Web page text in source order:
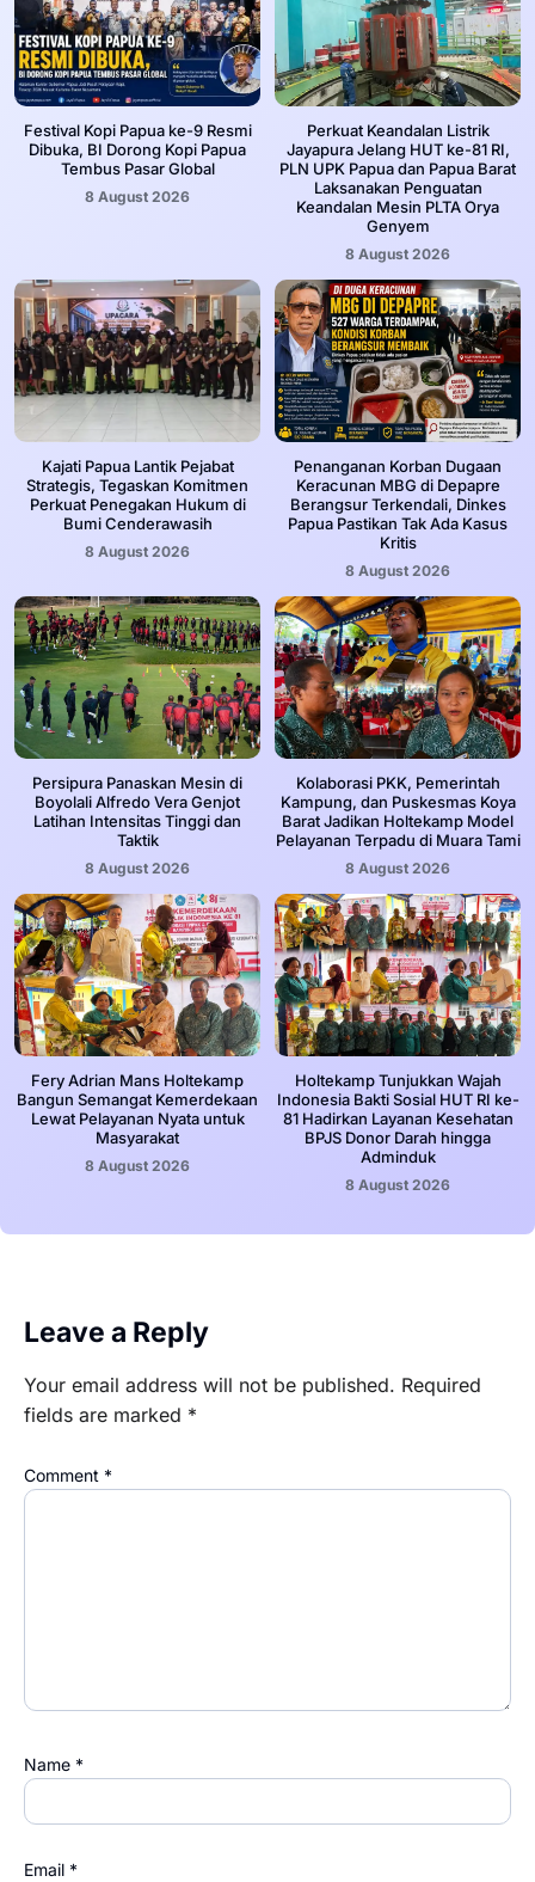
Festival Kopi Papua ke-9 Resmi
Dibuka, BI Dorong Kopi Papua
Tembus Pasar Global
8 August 2026
Perkuat Keandalan Listrik
Jayapura Jelang HUT ke-81 RI,
PLN UPK Papua dan Papua Barat
Laksanakan Penguatan
Keandalan Mesin PLTA Orya
Genyem
8 August 2026
Kajati Papua Lantik Pejabat
Strategis, Tegaskan Komitmen
Perkuat Penegakan Hukum di
Bumi Cenderawasih
8 August 2026
Penanganan Korban Dugaan
Keracunan MBG di Depapre
Berangsur Terkendali, Dinkes
Papua Pastikan Tak Ada Kasus
Kritis
8 August 2026
Persipura Panaskan Mesin di
Boyolali Alfredo Vera Genjot
Latihan Intensitas Tinggi dan
Taktik
8 August 2026
Kolaborasi PKK, Pemerintah
Kampung, dan Puskesmas Koya
Barat Jadikan Holtekamp Model
Pelayanan Terpadu di Muara Tami
8 August 2026
Fery Adrian Mans Holtekamp
Bangun Semangat Kemerdekaan
Lewat Pelayanan Nyata untuk
Masyarakat
8 August 2026
Holtekamp Tunjukkan Wajah
Indonesia Bakti Sosial HUT RI ke-
81 Hadirkan Layanan Kesehatan
BPJS Donor Darah hingga
Adminduk
8 August 2026
Leave a Reply
Your email address will not be published. Required
fields are marked *
Comment *
Name *
Email *